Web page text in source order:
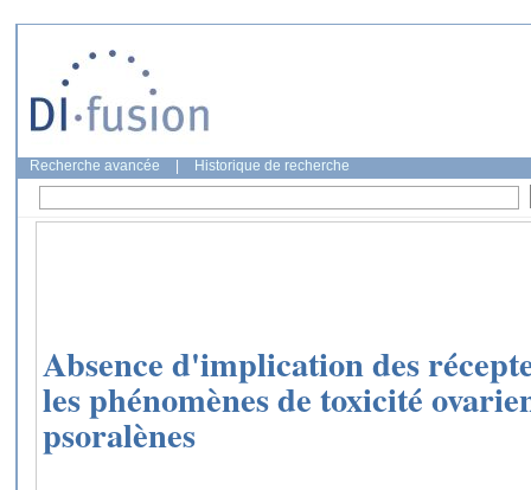
Recherche avancée Historique de recherche
Absence d'implication des
les phénomènes de toxicité
psoralènes